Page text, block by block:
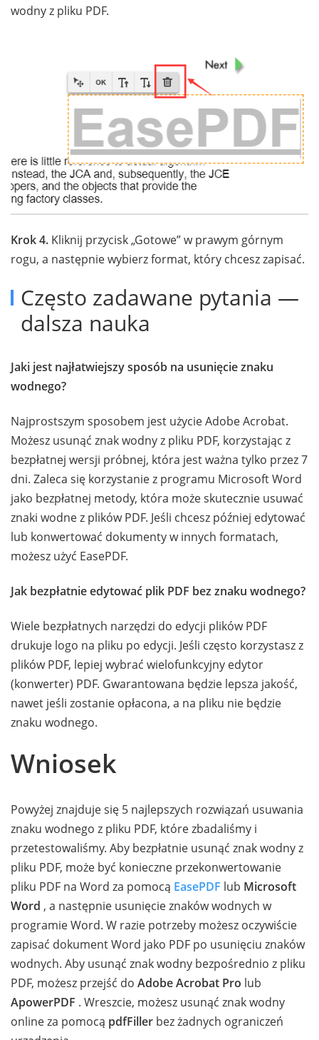
wodny z pliku PDF.
Krok 4. Kliknij przycisk „Gotowe” w prawym górnym
rogu, a następnie wybierz format, który chcesz zapisać.
Często zadawane pytania —
dalsza nauka
Jaki jest najłatwiejszy sposób na usunięcie znaku
wodnego?
Najprostszym sposobem jest użycie Adobe Acrobat.
Możesz usunąć znak wodny z pliku PDF, korzystając z
bezpłatnej wersji próbnej, która jest ważna tylko przez 7
dni. Zaleca się korzystanie z programu Microsoft Word
jako bezpłatnej metody, która może skutecznie usuwać
znaki wodne z plików PDF. Jeśli chcesz później edytować
lub konwertować dokumenty w innych formatach,
możesz użyć EasePDF.
Jak bezpłatnie edytować plik PDF bez znaku wodnego?
Wiele bezpłatnych narzędzi do edycji plików PDF
drukuje logo na pliku po edycji. Jeśli często korzystasz z
plików PDF, lepiej wybrać wielofunkcyjny edytor
(konwerter) PDF. Gwarantowana będzie lepsza jakość,
nawet jeśli zostanie opłacona, a na pliku nie będzie
znaku wodnego.
Wniosek
Powyżej znajduje się 5 najlepszych rozwiązań usuwania
znaku wodnego z pliku PDF, które zbadaliśmy i
przetestowaliśmy. Aby bezpłatnie usunąć znak wodny z
pliku PDF, może być konieczne przekonwertowanie
pliku PDF na Word za pomocą EasePDF lub Microsoft
Word , a następnie usunięcie znaków wodnych w
programie Word. W razie potrzeby możesz oczywiście
zapisać dokument Word jako PDF po usunięciu znaków
wodnych. Aby usunąć znak wodny bezpośrednio z pliku
PDF, możesz przejść do Adobe Acrobat Pro lub
ApowerPDF . Wreszcie, możesz usunąć znak wodny
online za pomocą pdfFiller bez żadnych ograniczeń